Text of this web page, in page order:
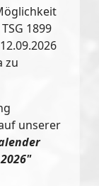
1899
zu
unserer